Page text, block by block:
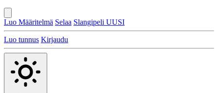
Luo Määritelmä Selaa Slangipeli UUSI
Luo tunnus Kirjaudu